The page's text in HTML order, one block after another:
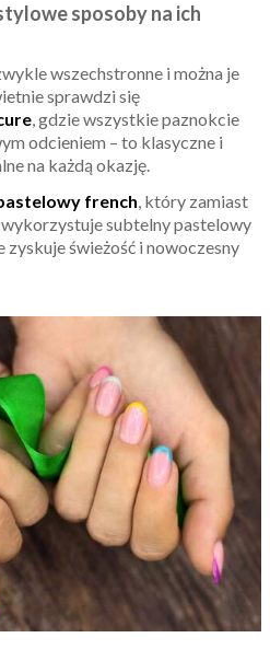
sposoby na ich
wszechstronne i można je
sprawdzi się
, gdzie wszystkie paznokcie
odcieniem – to klasyczne i
na każdą okazję.
french, który zamiast
subtelny pastelowy
świeżość i nowoczesny